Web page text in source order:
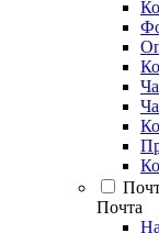
Почта